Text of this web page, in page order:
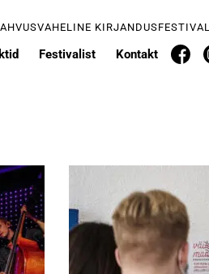
KIRJANDUSFESTIVAL
Festivalist Kontakt